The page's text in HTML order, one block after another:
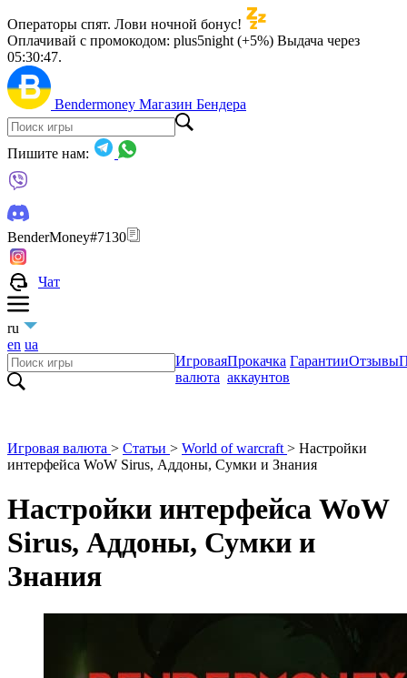
Операторы спят. Лови ночной бонус!
Оплачивай с промокодом: plus5night (+5%) Выдача через
05:30:46.
Bendermoney Магазин Бендера
Пишите нам:
BenderMoney#7130
Чат
ru
en ua
Игровая
валюта
Прокачка
аккаунтов
ГарантииОтзывы
Игровая валюта > Статьи > World of warcraft > Настройки
интерфейса WoW Sirus, Аддоны, Сумки и Знания
Настройки интерфейса WoW
Sirus, Аддоны, Сумки и
Знания